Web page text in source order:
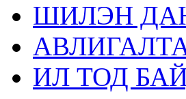
ШИЛЭН
ИЛ ТОД